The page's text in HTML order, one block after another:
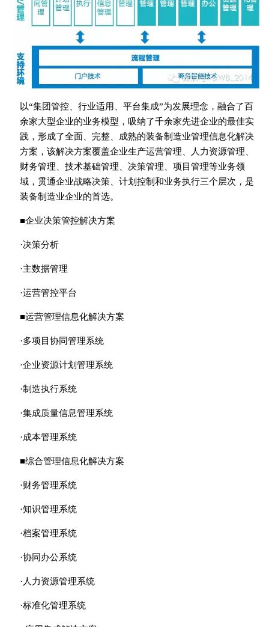
以“集团管控、行业适用、平台集成”为发展理念，融合了百
余家大型企业的业务模型，吸纳了千余家先进企业的最佳实
践，形成了全面、完整、成熟的装备制造业管理信息化解决
方案，该解决方案覆盖企业生产运营管理、人力资源管理、
财务管理、技术基础管理、决策管理、项目管理等业务领
域，贯通企业战略决策、计划控制和业务执行三个层次，是
装备制造业企业的首选。
■企业决策管控解决方案
·决策分析
·主数据管理
·运营管控平台
■运营管理信息化解决方案
·多项目协同管理系统
·企业资源计划管理系统
·制造执行系统
·集成质量信息管理系统
·成本管理系统
■综合管理信息化解决方案
·财务管理系统
·知识管理系统
·档案管理系统
·协同办公系统
·人力资源管理系统
·标准化管理系统